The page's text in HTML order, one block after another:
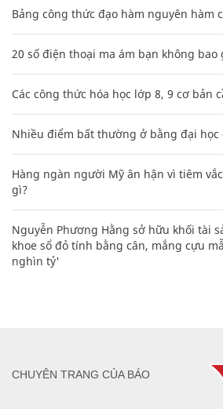
Bảng công thức đạo hàm nguyên hàm
20 số điện thoại ma ám bạn không bao
Các công thức hóa học lớp 8, 9 cơ bản
Nhiều điểm bất thường ở bằng đại học
Hàng ngàn người Mỹ ân hận vì tiêm
gì?
Nguyễn Phương Hằng sở hữu khối tài
khoe sổ đỏ tính bằng cân, mắng cựu
nghìn tỷ'
CHUYÊN TRANG CỦA BÁO